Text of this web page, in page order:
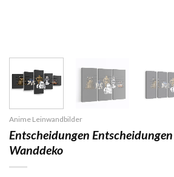
Anime Leinwandbilder
Entscheidungen
Wanddeko